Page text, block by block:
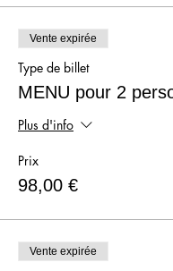
Vente expirée
Type de billet
MENU pour 2
Plus d'info
Prix
98,00 €
Vente expirée